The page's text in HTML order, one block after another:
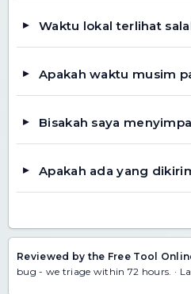
Waktu lokal terlihat
Apakah waktu musim
Bisakah saya
Apakah ada yang
Reviewed by the Free Tool
bug - we triage within 72 hours. ·